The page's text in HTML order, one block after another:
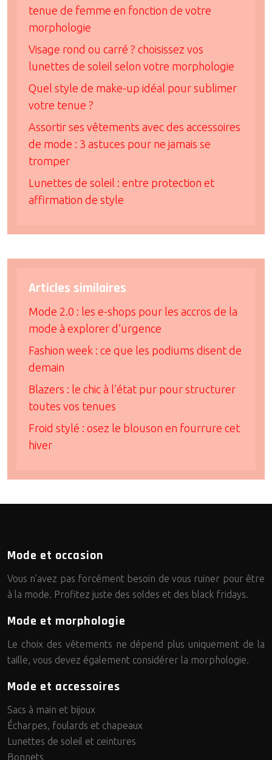
tenue de femme en fonction de votre
morphologie
Visage rond ou carré ? choisissez vos
lunettes de soleil selon votre morphologie
Quel style de make-up idéal pour sublimer
votre tenue ?
Assortir ses vêtements avec des accessoires
de mode : 3 astuces pour ne jamais se
tromper
Lunettes de soleil : entre protection et
affirmation de style
Articles similaires
Mode 2.0 : les e-shops pour les accros de la
mode à explorer d’urgence
Fashion week : ce que les podiums disent de
demain
Blazers : le chic à l’état pur pour structurer
toutes vos tenues
Froid stylé : osez le blouson en fourrure cet
hiver
Mode et occasion
Vous n’avez pas forcément besoin de vous ruiner pour être
à la mode. Profitez juste des soldes et des black fridays.
Mode et morphologie
Le choix des vêtements ne dépend plus uniquement de la
taille, vous devez également considérer la morphologie.
Mode et accessoires
Sacs à main et bijoux
Écharpes, foulards et chapeaux
Lunettes de soleil et ceintures
Bonnets